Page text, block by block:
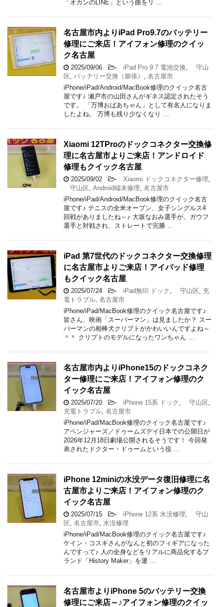
「オカンのLINE」という曲をリ …
名古屋市内よりiPad Pro9.7のバッテリー
修理にご来店！アイフォン修理のクイッ
ク名古屋
2025/09/06 - iPad Pro 9.7 電池交換
守山
区
バッテリー交換（膨張）
名古屋市
iPhone/iPad/Android/MacBook修理のクイック名古
屋です♪ 瀬戸市の山田さんがギネス認定されたそう
です。 「万博おばあちゃん」として有名人になりま
したよね。 万博も残り少なくなり …
Xiaomi 12TProのドックコネクター交換修
理に名古屋市よりご来店！アンドロイド
修理もクイック名古屋
2025/09/02 - Xiaomi ドックコネクター修理
守山区 Android端末修理 名古屋市
iPhone/iPad/Android/MacBook修理のクイック名古
屋です♪ テニスの全米オープン、女子シングルス4
回戦がありましたね～♪ 大坂なおみ選手が、ガウフ
選手と対戦され、ストレートで完勝 …
iPad 第7世代のドックコネクター交換修理
に名古屋市よりご来店！アイパッド修理
もクイック名古屋
2025/07/24 - iPad無印 ドック 守山区
充
電トラブル 名古屋市
iPhone/iPad/MacBook修理のクイック名古屋です♪
皆さん、映画「スーパーマン」は見ましたか？ スー
パーマンの相棒犬クリプトがかわいいんですよね～
＾＾ クリプトのモデルになったワンちゃん …
名古屋市内よりiPhone15のドックコネク
ター修理にご来店！アイフォン修理のク
イック名古屋
2025/07/20 - iPhone 15系 ドック 守山区
充電トラブル 名古屋市
iPhone/iPad/MacBook修理のクイック名古屋です♪
アベンジャーズ／ドゥームズデイ日本での公開日が
2026年12月18日劇場公開されるそうです！ 今回発
表されたドクター・ドゥームという役 …
iPhone 12miniの水没データ復旧修理に名
古屋市よりご来店！アイフォン修理のク
イック名古屋
2025/07/15 - iPhone 12系 水没修理
守山
区 名古屋市 水没修理
iPhone/iPad/MacBook修理のクイック名古屋です♪
ケイン・コスギさんがなんと初のフィギアになった
んですって♪ 人の全身などをリアルに商品化するブ
ランド「History Maker」を運 …
名古屋市よりiPhone 5のバッテリー交換
修理にご来店～♪アイフォン修理のクイッ